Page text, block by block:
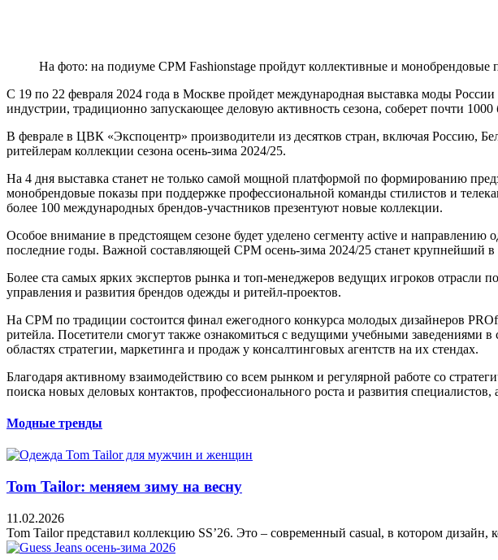
На фото: на подиуме CPM Fashionstage пройдут коллективные и
С 19 по 22 февраля 2024 года в Москве пройдет международная выставка моды
индустрии, традиционно запускающее деловую активность сезона, соберет почти
В феврале в ЦВК «Экспоцентр» производители из десятков стран, включая Россию,
ритейлерам коллекции сезона осень-зима 2024/25.
На 4 дня выставка станет не только самой мощной платформой по формированию
монобрендовые показы при поддержке профессиональной команды стилистов и
более 100 международных брендов-участников презентуют новые коллекции.
Особое внимание в предстоящем сезоне будет уделено сегменту active и
последние годы. Важной составляющей CPM осень-зима 2024/25 станет
Более ста самых ярких экспертов рынка и топ-менеджеров ведущих игроков отрасли
управления и развития брендов одежды и ритейл-проектов.
На CPM по традиции состоится финал ежегодного конкурса молодых дизайнеров
ритейла. Посетители смогут также ознакомиться с ведущими учебными заведениями
областях стратегии, маркетинга и продаж у консалтинговых агентств на их стендах.
Благодаря активному взаимодействию со всем рынком и регулярной работе со
поиска новых деловых контактов, профессионального роста и развития
Модные тренды
Tom Tailor: меняем зиму на весну
11.02.2026
Tom Tailor представил коллекцию SS’26. Это – современный casual, в котором